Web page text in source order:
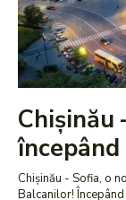
Chișinău
Chișinău - Sofia, o
Balcanilor!